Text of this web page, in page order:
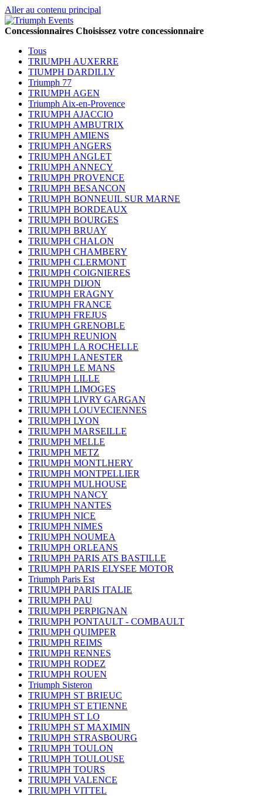
Aller au contenu principal
Concessionnaires Choisissez votre concessionnaire
Tous
TRIUMPH AUXERRE
TIUMPH DARDILLY
Triumph 77
TRIUMPH AGEN
Triumph Aix-en-Provence
TRIUMPH AJACCIO
TRIUMPH AMBUTRIX
TRIUMPH AMIENS
TRIUMPH ANGERS
TRIUMPH ANGLET
TRIUMPH ANNECY
TRIUMPH PROVENCE
TRIUMPH BESANCON
TRIUMPH BONNEUIL SUR MARNE
TRIUMPH BORDEAUX
TRIUMPH BOURGES
TRIUMPH BRUAY
TRIUMPH CHALON
TRIUMPH CHAMBERY
TRIUMPH CLERMONT
TRIUMPH COIGNIERES
TRIUMPH DIJON
TRIUMPH ERAGNY
TRIUMPH FRANCE
TRIUMPH FREJUS
TRIUMPH GRENOBLE
TRIUMPH REUNION
TRIUMPH LA ROCHELLE
TRIUMPH LANESTER
TRIUMPH LE MANS
TRIUMPH LILLE
TRIUMPH LIMOGES
TRIUMPH LIVRY GARGAN
TRIUMPH LOUVECIENNES
TRIUMPH LYON
TRIUMPH MARSEILLE
TRIUMPH MELLE
TRIUMPH METZ
TRIUMPH MONTLHERY
TRIUMPH MONTPELLIER
TRIUMPH MULHOUSE
TRIUMPH NANCY
TRIUMPH NANTES
TRIUMPH NICE
TRIUMPH NIMES
TRIUMPH NOUMEA
TRIUMPH ORLEANS
TRIUMPH PARIS ATS BASTILLE
TRIUMPH PARIS ELYSEE MOTOR
Triumph Paris Est
TRIUMPH PARIS ITALIE
TRIUMPH PAU
TRIUMPH PERPIGNAN
TRIUMPH PONTAULT - COMBAULT
TRIUMPH QUIMPER
TRIUMPH REIMS
TRIUMPH RENNES
TRIUMPH RODEZ
TRIUMPH ROUEN
Triumph Sisteron
TRIUMPH ST BRIEUC
TRIUMPH ST ETIENNE
TRIUMPH ST LO
TRIUMPH ST MAXIMIN
TRIUMPH STRASBOURG
TRIUMPH TOULON
TRIUMPH TOULOUSE
TRIUMPH TOURS
TRIUMPH VALENCE
TRIUMPH VITTEL